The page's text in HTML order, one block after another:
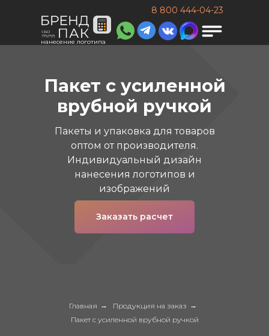
8 800 444-04-23
нанесение логотипа
Пакет с усиленной
врубной ручкой
Пакеты и упаковка для товаров
оптом от производителя.
Индивидуальный дизайн
нанесения логотипов и
изображений
Заказать расчет
Главная → Продукция на заказ →
Пакет с усиленной врубной ручкой